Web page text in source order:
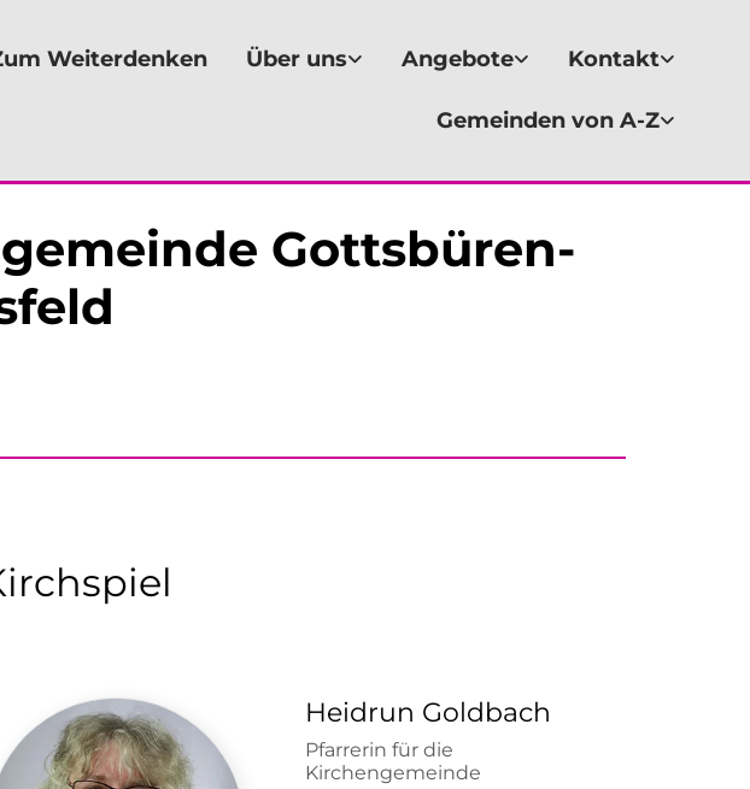
Weiterdenken Über uns Angebote Kontakt
Gemeinden von A-Z
Gottsbüren-
Heidrun Goldbach
Pfarrerin für die
Kirchengemeinde